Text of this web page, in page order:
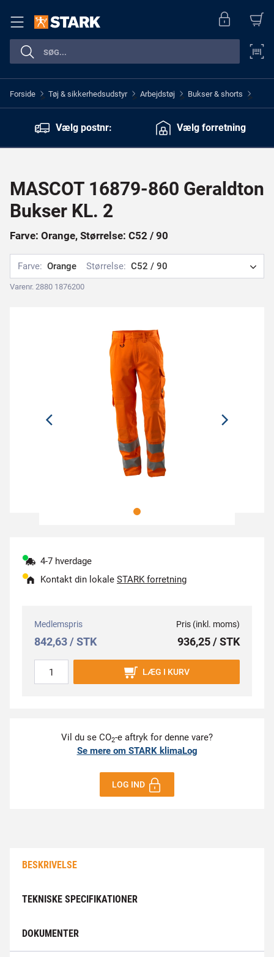
Forside > Tøj & sikkerhedsudstyr > Arbejdstøj > Bukser & shorts >
Vælg postnr: Vælg forretning
MASCOT 16879-860 Geraldton
Bukser KL. 2
Farve: Orange, Størrelse: C52 / 90
Farve: Orange Størrelse: C52 / 90
Varenr. 2880 1876200
4-7 hverdage
Kontakt din lokale STARK forretning
Medlemspris
842,63 / STK
Pris (inkl. moms)
936,25 / STK
LÆG I KURV
Vil du se CO2-e aftryk for denne vare?
Se mere om STARK klimaLog
LOG IND
BESKRIVELSE
TEKNISKE SPECIFIKATIONER
DOKUMENTER